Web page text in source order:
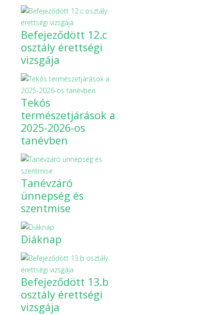
Befejeződött 12.c
osztály érettségi
vizsgája
Tekós
természetjárások a
2025-2026-os
tanévben
Tanévzáró
ünnepség és
szentmise
Diáknap
Befejeződött 13.b
osztály érettségi
vizsgája